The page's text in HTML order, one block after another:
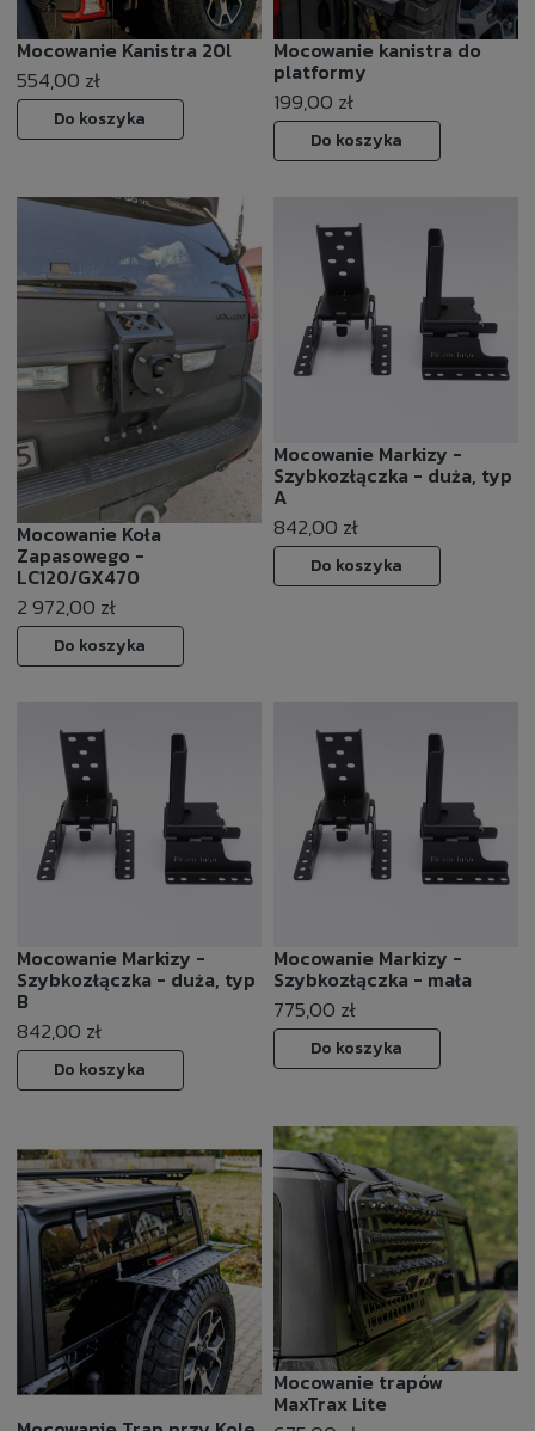
Mocowanie Kanistra 20l
554,00 zł
Do koszyka
Mocowanie kanistra do
platformy
199,00 zł
Do koszyka
Mocowanie Koła
Zapasowego -
LC120/GX470
2 972,00 zł
Do koszyka
Mocowanie Markizy -
Szybkozłączka - duża, typ
A
842,00 zł
Do koszyka
Mocowanie Markizy -
Szybkozłączka - duża, typ
B
842,00 zł
Do koszyka
Mocowanie Markizy -
Szybkozłączka - mała
775,00 zł
Do koszyka
Mocowanie trapów
MaxTrax Lite